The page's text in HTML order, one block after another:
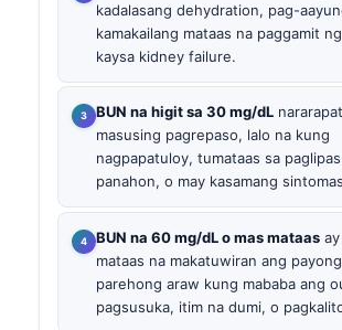
kadalasang dehydration, pag-
kamakailang mataas na paggamit
kaysa kidney failure.
BUN na higit sa 30 mg/dL
masusing pagrepaso, lalo na kung
nagpapatuloy, tumataas sa
panahon, o may kasamang
BUN na 60 mg/dL o mas mataas
mataas na makatuwiran ang
parehong araw kung mababa ang
pagsusuka, itim na dumi, o